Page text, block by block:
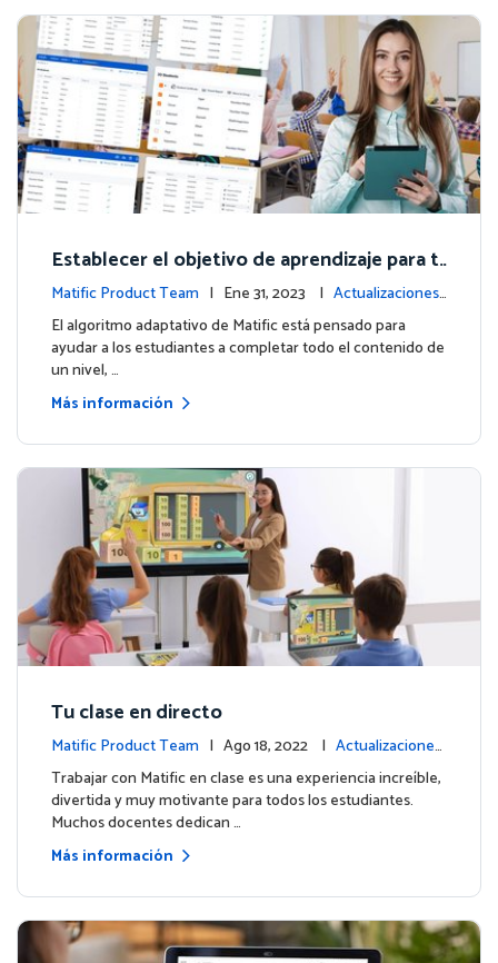
Establecer el objetivo de aprendizaje para t
us estudiantes
Matific Product Team | Ene 31, 2023 | Actualizaciones
de la plataforma
El algoritmo adaptativo de Matific está pensado para
ayudar a los estudiantes a completar todo el contenido de
un nivel, …
Más información
Tu clase en directo
Matific Product Team | Ago 18, 2022 | Actualizaciones
de la plataforma
Trabajar con Matific en clase es una experiencia increíble,
divertida y muy motivante para todos los estudiantes.
Muchos docentes dedican …
Más información